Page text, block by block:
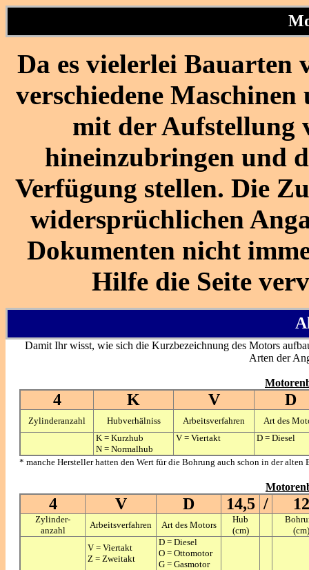
Da es vielerlei
verschiedene
mit der Aufstellung
hineinzubringen und
Verfügung stellen. Die
widersprüchlichen
Dokumenten nicht
Hilfe die Seite
Damit Ihr wisst, wie sich die Kurzbezeichnung des Motors
Arten der
4 K V D
Zylinderanzahl Hubverhälniss Arbeitsverfahren
Art des
K = Kurzhub
N = Normalhub
V = Viertakt D = Diesel
* manche Hersteller hatten den Wert für die Bohrung auch schon in der
4 V D 14,5 / 12
Zylinder-
anzahl
Arbeitsverfahren Art des Motors
Hub
(cm)
(cm)
V = Viertakt
Z = Zweitakt
D = Diesel
O = Ottomotor
G = Gasmotor